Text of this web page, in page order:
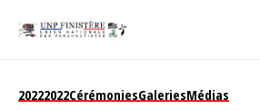
20222022CérémoniesGaleriesMédias